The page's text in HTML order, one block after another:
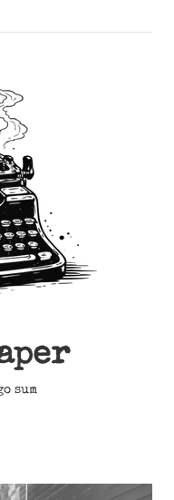
sum